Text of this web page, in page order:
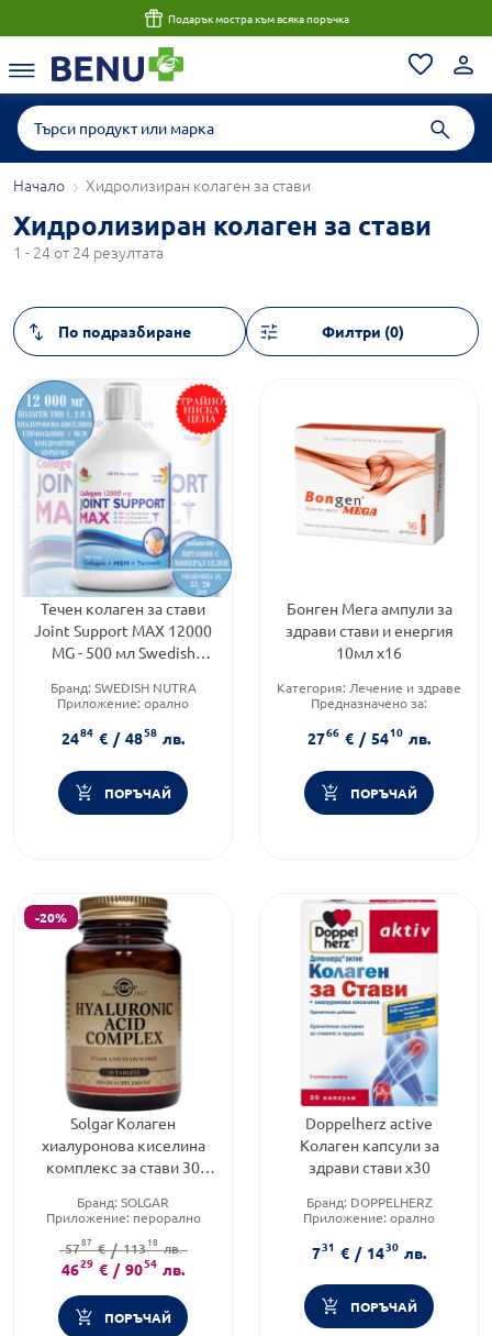
Подарък мостра към всяка поръчка
Начало Хидролизиран колаген за стави
Хидролизиран колаген за стави
1 - 24 от 24 резултата
Филтри (0)
Течен колаген за стави
Joint Support MAX 12000
MG - 500 мл Swedish
Бранд: SWEDISH NUTRA
Приложение: орално
2484 € / 4858 лв.
ПОРЪЧАЙ
Бонген Мега ампули за
здрави стави и енергия
10мл х16
Категория: Лечение и здраве
Предназначено за:
Продуктова линия:MEGA
2766 € / 5410 лв.
ПОРЪЧАЙ
-20%
Solgar Колаген
хиалуронова киселина
комплекс за стави 30
Бранд: SOLGAR
Приложение: перорално
5787€ / 11318лв.
4629 € / 9054 лв.
ПОРЪЧАЙ
Doppelherz active
Колаген капсули за
здрави стави х30
Бранд: DOPPELHERZ
Приложение: орално
731 € / 1430 лв.
ПОРЪЧАЙ